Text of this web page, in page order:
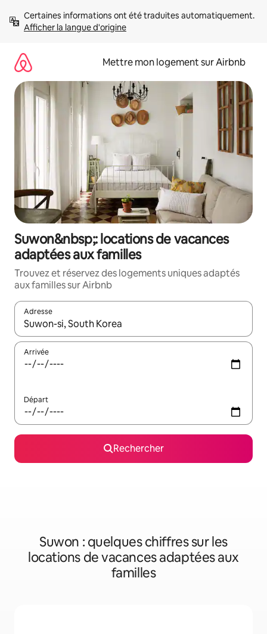
directement
Afficher la langue d'origine
Mettre mon logement sur Airbnb
Suwon&nbsp;: locations de vacances
adaptées aux familles
Trouvez et réservez des logements uniques adaptés
aux familles sur Airbnb
Adresse
Lorsque les résultats s'affichent, utilisez les flèches vers le
Arrivée
Départ
Rechercher
Suwon : quelques chiffres sur les
locations de vacances adaptées aux
familles